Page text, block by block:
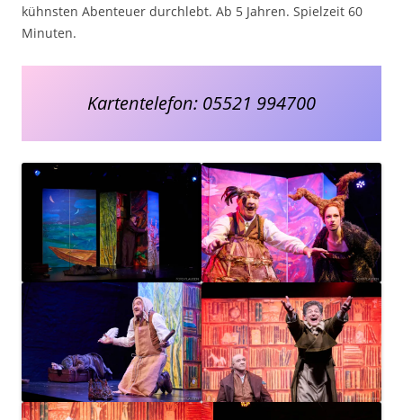
kühnsten Abenteuer durchlebt. Ab 5 Jahren. Spielzeit 60
Minuten.
Kartentelefon: 05521 994700